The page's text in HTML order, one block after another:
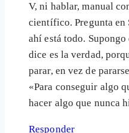
V, ni hablar, manual
científico. Pregunta en
ahí está todo.
dice es la verdad,
parar, en vez de
«Para conseguir algo
hacer algo que nunca
Responder